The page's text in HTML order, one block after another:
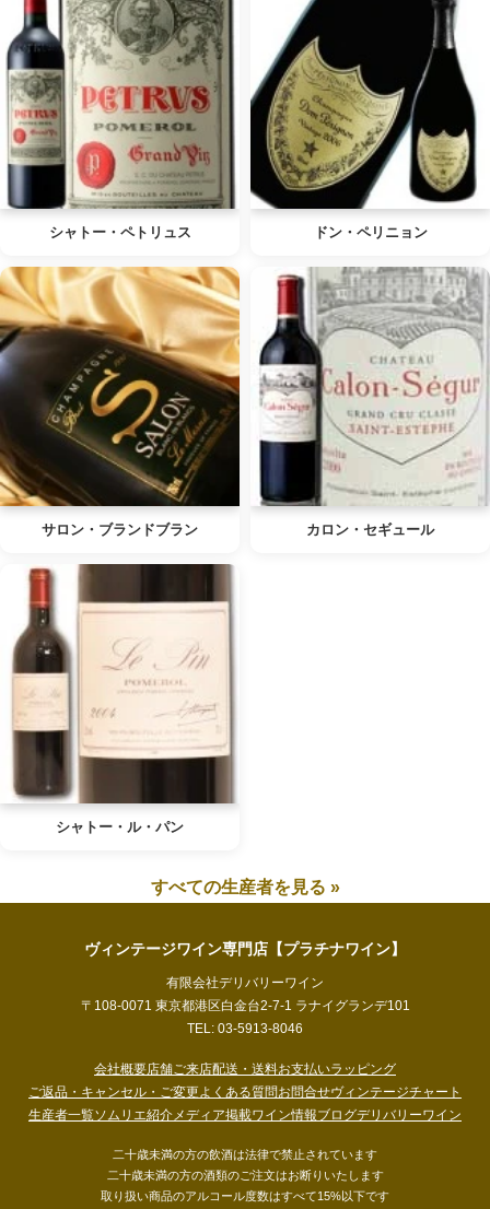
シャトー・ペトリュス ドン・ペリニョン
サロン・ブランドブラン カロン・セギュール
シャトー・ル・パン
すべての生産者を見る »
ヴィンテージワイン専門店【プラチナワイン】
有限会社デリバリーワイン
〒108-0071 東京都港区白金台2-7-1 ラナイグランデ101
TEL: 03-5913-8046
会社概要店舗ご来店配送・送料お支払いラッピング
ご返品・キャンセル・ご変更よくある質問お問合せヴィンテージチャート
生産者一覧ソムリエ紹介メディア掲載ワイン情報ブログデリバリーワイン
二十歳未満の方の飲酒は法律で禁止されています
二十歳未満の方の酒類のご注文はお断りいたします
取り扱い商品のアルコール度数はすべて15%以下です